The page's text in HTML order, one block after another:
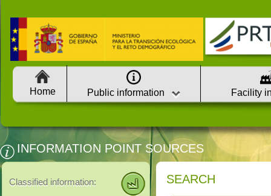
Home Public information Facility
INFORMATION POINT SOURCES
Classified information: SEARCH